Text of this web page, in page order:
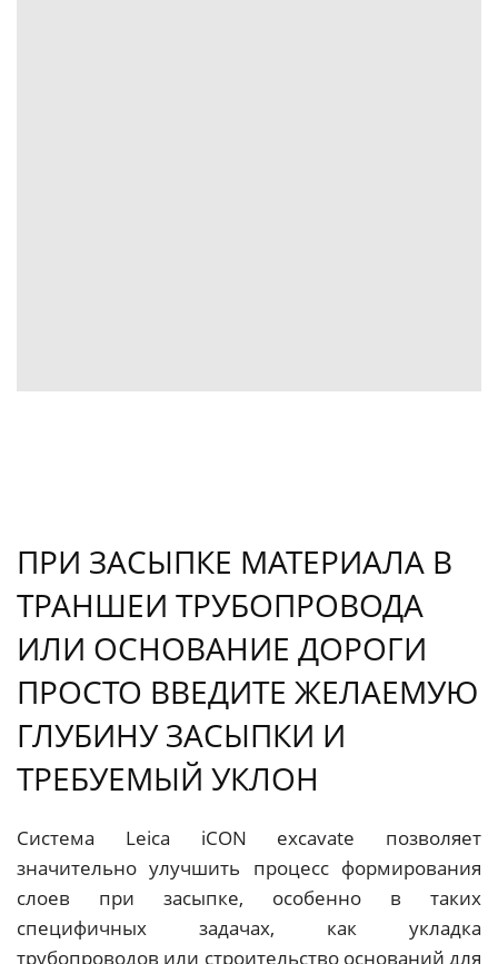
ПРИ ЗАСЫПКЕ МАТЕРИАЛА В
ТРАНШЕИ ТРУБОПРОВОДА
ИЛИ ОСНОВАНИЕ ДОРОГИ
ПРОСТО ВВЕДИТЕ ЖЕЛАЕМУЮ
ГЛУБИНУ ЗАСЫПКИ И
ТРЕБУЕМЫЙ УКЛОН
Система Leica iCON excavate позволяет
значительно улучшить процесс формирования
слоев при засыпке, особенно в таких
специфичных задачах, как укладка
трубопроводов или строительство оснований для